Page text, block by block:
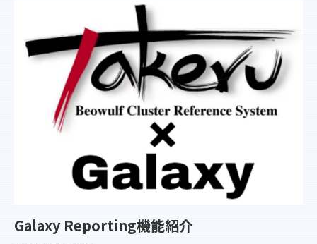
Galaxy Reporting機能紹介